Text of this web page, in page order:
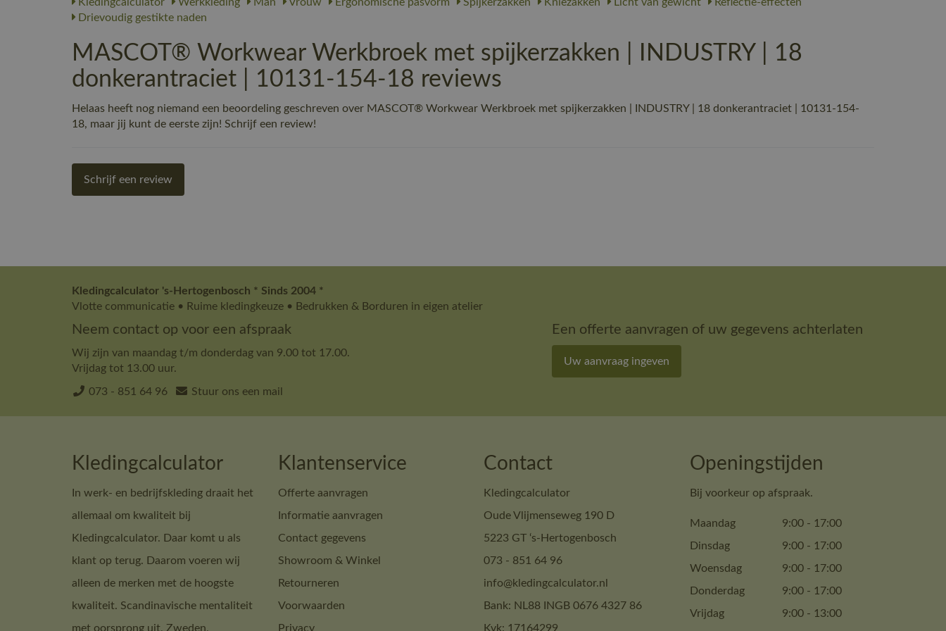
Drievoudig gestikte naden
MASCOT® Workwear Werkbroek met spijkerzakken | INDUSTRY | 18
donkerantraciet | 10131-154-18 reviews
Helaas heeft nog niemand een beoordeling geschreven over MASCOT® Workwear Werkbroek met spijkerzakken | INDUSTRY | 18 donkerantraciet | 10131-154-
18, maar jij kunt de eerste zijn! Schrijf een review!
Schrijf een review
Kledingcalculator 's-Hertogenbosch * Sinds 2004 *
Vlotte communicatie • Ruime kledingkeuze • Bedrukken & Borduren in eigen atelier
Neem contact op voor een afspraak
Wij zijn van maandag t/m donderdag van 9.00 tot 17.00.
Vrijdag tot 13.00 uur.
073 - 851 64 96 Stuur ons een mail
Een offerte aanvragen of uw gegevens achterlaten
Uw aanvraag ingeven
Kledingcalculator
In werk- en bedrijfskleding draait het
allemaal om kwaliteit bij
Kledingcalculator. Daar komt u als
klant op terug. Daarom voeren wij
alleen de merken met de hoogste
kwaliteit. Scandinavische mentaliteit
met oorsprong uit, Zweden,
Klantenservice
Offerte aanvragen
Informatie aanvragen
Contact gegevens
Showroom & Winkel
Retourneren
Voorwaarden
Privacy
Contact
Kledingcalculator
Oude Vlijmenseweg 190 D
5223 GT ‘s-Hertogenbosch
073 - 851 64 96
info@kledingcalculator.nl
Bank: NL88 INGB 0676 4327 86
Kvk: 17164299
Openingstijden
Bij voorkeur op afspraak.
Maandag 9:00 - 17:00
Dinsdag
9:00 - 17:00
Woensdag
9:00 - 17:00
Donderdag
9:00 - 17:00
Vrijdag
9:00 - 13:00